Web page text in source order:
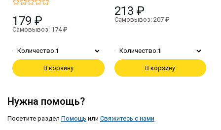
179 ₽
Самовывоз: 174 ₽
Количество:1
В корзину
213 ₽
Самовывоз: 207 ₽
Количество:1
В корзину
Нужна помощь?
Посетите раздел Помощь или Свяжитесь с нами